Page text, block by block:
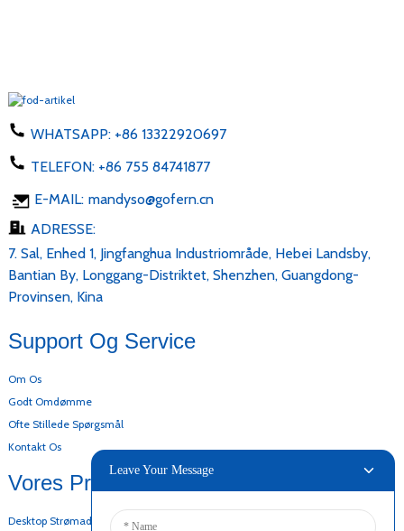
WHATSAPP: +86 13322920697
TELEFON: +86 755 84741877
E-MAIL: mandyso@gofern.cn
ADRESSE:
7. Sal, Enhed 1, Jingfanghua Industriområde, Hebei Landsby,
Bantian By, Longgang-Distriktet, Shenzhen, Guangdong-
Provinsen, Kina
Support Og Service
Om Os
Godt Omdømme
Ofte Stillede Spørgsmål
Kontakt Os
Vores Produkter
Desktop Strømadapter
Leave Your Message